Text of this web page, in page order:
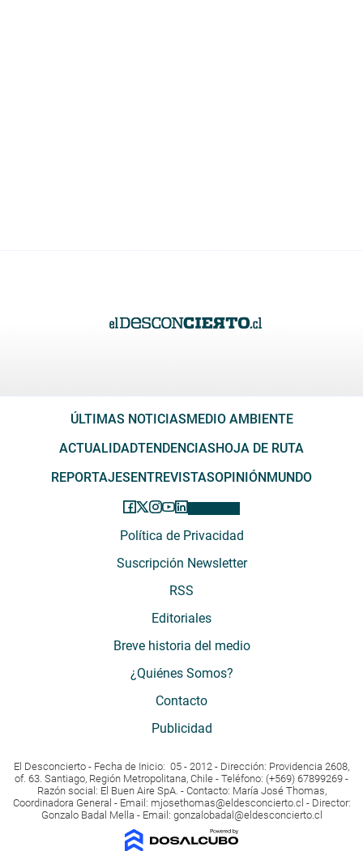
ÚLTIMAS NOTICIAS MEDIO AMBIENTE
ACTUALIDADTENDENCIAS HOJA DE RUTA
REPORTAJES ENTREVISTASOPINIÓN MUNDO
Política de Privacidad
Suscripción Newsletter
RSS
Editoriales
Breve historia del medio
¿Quiénes Somos?
Contacto
Publicidad
El Desconcierto - Fecha de Inicio: 05 - 2012 - Dirección: Providencia 2608,
of. 63. Santiago, Región Metropolitana, Chile - Teléfono: (+569) 67899269 -
Razón social: El Buen Aire SpA. - Contacto: María José Thomas,
Coordinadora General - Email: mjosethomas@eldesconcierto.cl - Director:
Gonzalo Badal Mella - Email: gonzalobadal@eldesconcierto.cl